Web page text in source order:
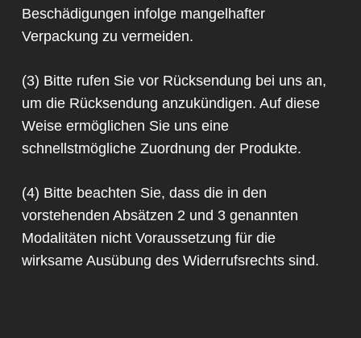
Beschädigungen infolge mangelhafter
Verpackung zu vermeiden.
(3) Bitte rufen Sie vor Rücksendung bei uns an,
um die Rücksendung anzukündigen. Auf diese
Weise ermöglichen Sie uns eine
schnellstmögliche Zuordnung der Produkte.
(4) Bitte beachten Sie, dass die in den
vorstehenden Absätzen 2 und 3 genannten
Modalitäten nicht Voraussetzung für die
wirksame Ausübung des Widerrufsrechts sind.